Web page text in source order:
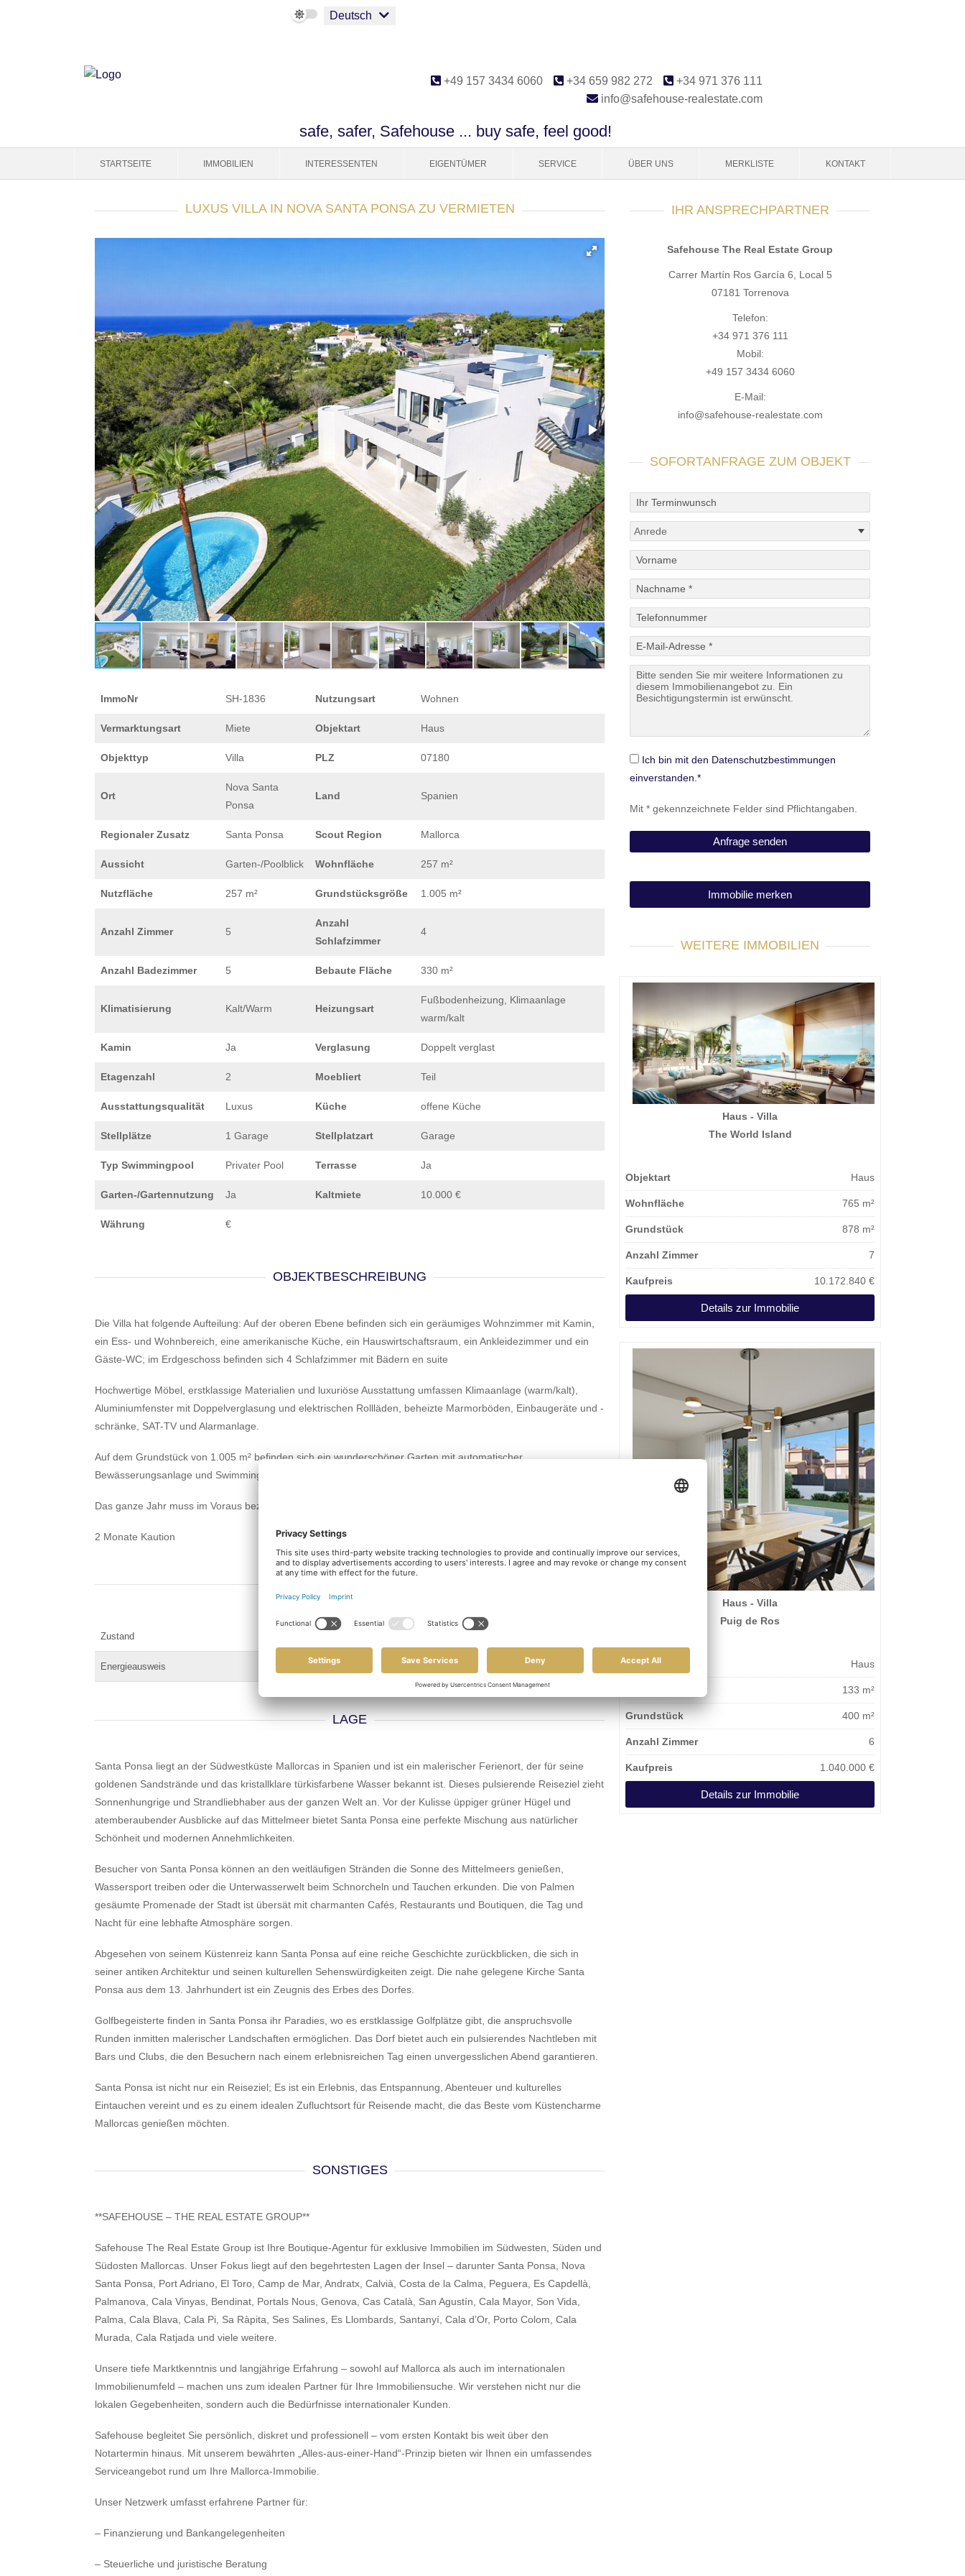
Deutsch
+49 157 3434 6060 +34 659 982 272
+34 971 376 111
info@safehouse-realestate.com
safe, safer, Safehouse ... buy safe, feel good!
STARTSEITE IMMOBILIEN INTERESSENTEN EIGENTÜMER SERVICE ÜBER UNS MERKLISTE KONTAKT
LUXUS VILLA IN NOVA SANTA PONSA ZU VERMIETEN
ImmoNr SH-1836 Nutzungsart Wohnen
Vermarktungsart Miete Objektart Haus
Objekttyp Villa PLZ 07180
Ort
Nova Santa
Ponsa
Land Spanien
Regionaler Zusatz Santa Ponsa Scout Region Mallorca
Aussicht Garten-/Poolblick Wohnfläche 257 m²
Nutzfläche 257 m² Grundstücksgröße 1.005 m²
Anzahl Zimmer 5
Anzahl
Schlafzimmer
4
Anzahl Badezimmer 5 Bebaute Fläche 330 m²
Klimatisierung Kalt/Warm Heizungsart
Fußbodenheizung, Klimaanlage
warm/kalt
Kamin Ja Verglasung Doppelt verglast
Etagenzahl 2 Moebliert Teil
Ausstattungsqualität Luxus Küche offene Küche
Stellplätze 1 Garage Stellplatzart Garage
Typ Swimmingpool Privater Pool Terrasse Ja
Garten-/Gartennutzung Ja Kaltmiete 10.000 €
Währung €
OBJEKTBESCHREIBUNG
Die Villa hat folgende Aufteilung: Auf der oberen Ebene befinden sich ein geräumiges Wohnzimmer mit Kamin,
ein Ess- und Wohnbereich, eine amerikanische Küche, ein Hauswirtschaftsraum, ein Ankleidezimmer und ein
Gäste-WC; im Erdgeschoss befinden sich 4 Schlafzimmer mit Bädern en suite
Hochwertige Möbel, erstklassige Materialien und luxuriöse Ausstattung umfassen Klimaanlage (warm/kalt),
Aluminiumfenster mit Doppelverglasung und elektrischen Rollläden, beheizte Marmorböden, Einbaugeräte und -
schränke, SAT-TV und Alarmanlage.
Auf dem Grundstück von 1.005 m² befinden sich ein wunderschöner Garten mit automatischer
Bewässerungsanlage und Swimmingpool von 38 m² sowie das Haus mit einer Wohnfläche von 275,25 m².
Das ganze Jahr muss im Voraus bezahlt werden.
2 Monate Kaution
Zustand
Energieausweis in Bearbeitung
LAGE
Santa Ponsa liegt an der Südwestküste Mallorcas in Spanien und ist ein malerischer Ferienort, der für seine
goldenen Sandstrände und das kristallklare türkisfarbene Wasser bekannt ist. Dieses pulsierende Reiseziel zieht
Sonnenhungrige und Strandliebhaber aus der ganzen Welt an. Vor der Kulisse üppiger grüner Hügel und
atemberaubender Ausblicke auf das Mittelmeer bietet Santa Ponsa eine perfekte Mischung aus natürlicher
Schönheit und modernen Annehmlichkeiten.
Besucher von Santa Ponsa können an den weitläufigen Stränden die Sonne des Mittelmeers genießen,
Wassersport treiben oder die Unterwasserwelt beim Schnorcheln und Tauchen erkunden. Die von Palmen
gesäumte Promenade der Stadt ist übersät mit charmanten Cafés, Restaurants und Boutiquen, die Tag und
Nacht für eine lebhafte Atmosphäre sorgen.
Abgesehen von seinem Küstenreiz kann Santa Ponsa auf eine reiche Geschichte zurückblicken, die sich in
seiner antiken Architektur und seinen kulturellen Sehenswürdigkeiten zeigt. Die nahe gelegene Kirche Santa
Ponsa aus dem 13. Jahrhundert ist ein Zeugnis des Erbes des Dorfes.
Golfbegeisterte finden in Santa Ponsa ihr Paradies, wo es erstklassige Golfplätze gibt, die anspruchsvolle
Runden inmitten malerischer Landschaften ermöglichen. Das Dorf bietet auch ein pulsierendes Nachtleben mit
Bars und Clubs, die den Besuchern nach einem erlebnisreichen Tag einen unvergesslichen Abend garantieren.
Santa Ponsa ist nicht nur ein Reiseziel; Es ist ein Erlebnis, das Entspannung, Abenteuer und kulturelles
Eintauchen vereint und es zu einem idealen Zufluchtsort für Reisende macht, die das Beste vom Küstencharme
Mallorcas genießen möchten.
SONSTIGES
**SAFEHOUSE – THE REAL ESTATE GROUP**
Safehouse The Real Estate Group ist Ihre Boutique-Agentur für exklusive Immobilien im Südwesten, Süden und
Südosten Mallorcas. Unser Fokus liegt auf den begehrtesten Lagen der Insel – darunter Santa Ponsa, Nova
Santa Ponsa, Port Adriano, El Toro, Camp de Mar, Andratx, Calvià, Costa de la Calma, Peguera, Es Capdellà,
Palmanova, Cala Vinyas, Bendinat, Portals Nous, Genova, Cas Català, San Agustín, Cala Mayor, Son Vida,
Palma, Cala Blava, Cala Pi, Sa Ràpita, Ses Salines, Es Llombards, Santanyí, Cala d’Or, Porto Colom, Cala
Murada, Cala Ratjada und viele weitere.
Unsere tiefe Marktkenntnis und langjährige Erfahrung – sowohl auf Mallorca als auch im internationalen
Immobilienumfeld – machen uns zum idealen Partner für Ihre Immobiliensuche. Wir verstehen nicht nur die
lokalen Gegebenheiten, sondern auch die Bedürfnisse internationaler Kunden.
Safehouse begleitet Sie persönlich, diskret und professionell – vom ersten Kontakt bis weit über den
Notartermin hinaus. Mit unserem bewährten „Alles-aus-einer-Hand“-Prinzip bieten wir Ihnen ein umfassendes
Serviceangebot rund um Ihre Mallorca-Immobilie.
Unser Netzwerk umfasst erfahrene Partner für:
– Finanzierung und Bankangelegenheiten
– Steuerliche und juristische Beratung
IHR ANSPRECHPARTNER
Safehouse The Real Estate Group
Carrer Martín Ros García 6, Local 5
07181 Torrenova
Telefon:
+34 971 376 111
Mobil:
+49 157 3434 6060
E-Mail:
info@safehouse-realestate.com
SOFORTANFRAGE ZUM OBJEKT
Ich bin mit den Datenschutzbestimmungen
einverstanden.*
Mit * gekennzeichnete Felder sind Pflichtangaben.
Immobilie merken
WEITERE IMMOBILIEN
Haus - Villa
The World Island
Objektart Haus
Wohnfläche 765 m²
Grundstück 878 m²
Anzahl Zimmer 7
Kaufpreis 10.172.840 €
Details zur Immobilie
Haus - Villa
Puig de Ros
Objektart Haus
133 m²
Grundstück 400 m²
Anzahl Zimmer 6
Kaufpreis 1.040.000 €
Details zur Immobilie